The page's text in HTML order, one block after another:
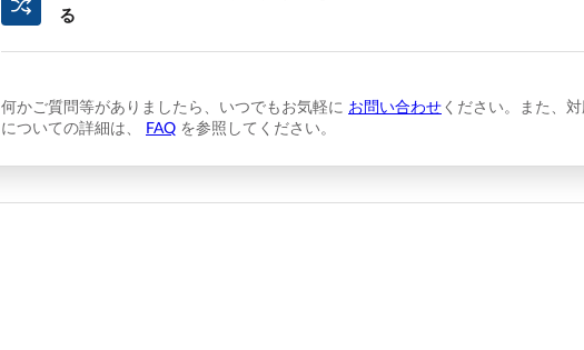
る
何かご質問等がありましたら、いつでもお気軽に お問い合わせ ください。また、
についての詳細は、 FAQ を参照してください。